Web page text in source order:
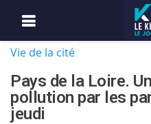
Vie de la cité
Pays de la Loire.
pollution par les
jeudi